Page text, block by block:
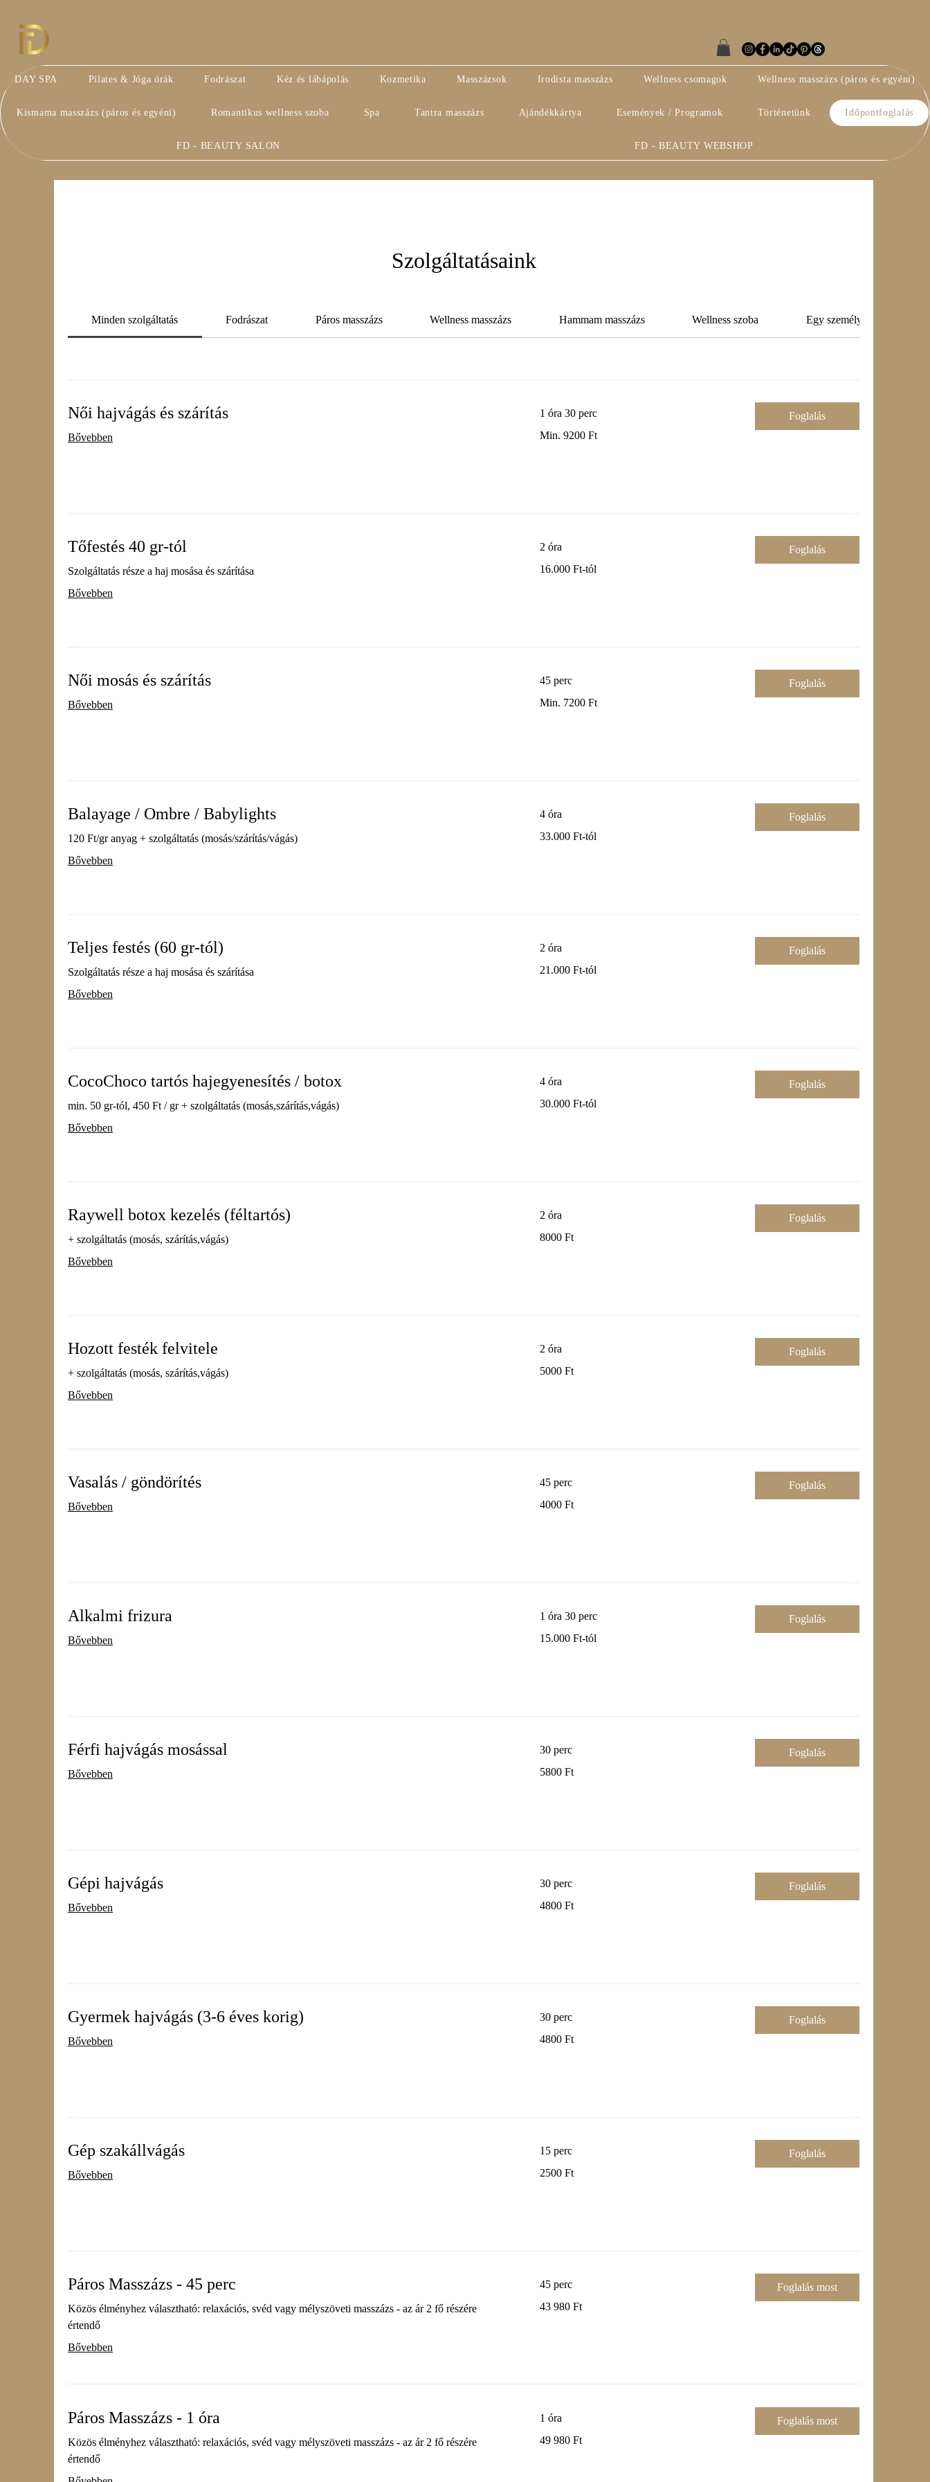
DAY SPA Pilates & Jóga órák Fodrászat Kéz és lábápolás Kozmetika Masszázsok Irodista masszázs Wellness csomagok Wellness masszázs (páros és egyéni)
Kismama masszázs (páros és egyéni) Romantikus wellness szoba Spa Tantra masszázs Ajándékkártya Események / Programok Történetünk Időpontfoglalás
FD - BEAUTY SALON FD - BEAUTY WEBSHOP
Szolgáltatásaink
Minden szolgáltatás Fodrászat Páros masszázs Wellness masszázs Hammam masszázs Wellness szoba Egy személyes wellness
Női hajvágás és szárítás
Bővebben
1 óra 30 perc
9200
Min. 9200 Ft
Foglalás
Tőfestés 40 gr-tól
Szolgáltatás része a haj mosása és szárítása
Bővebben
2 óra
Ft-
16.000 Ft-tól
Foglalás
Női mosás és szárítás
Bővebben
45 perc
7200
Min. 7200 Ft
Foglalás
Balayage / Ombre / Babylights
120 Ft/gr anyag + szolgáltatás (mosás/szárítás/vágás)
Bővebben
4 óra
Ft-
33.000 Ft-tól
Foglalás
Teljes festés (60 gr-tól)
Szolgáltatás része a haj mosása és szárítása
Bővebben
2 óra
Ft-
21.000 Ft-tól
Foglalás
CocoChoco tartós hajegyenesítés / botox
min. 50 gr-tól, 450 Ft / gr + szolgáltatás (mosás,szárítás,vágás)
Bővebben
4 óra
Ft-
30.000 Ft-tól
Foglalás
Raywell botox kezelés (féltartós)
+ szolgáltatás (mosás, szárítás,vágás)
Bővebben
2 óra
magyar
8000 Ft
Foglalás
Hozott festék felvitele
+ szolgáltatás (mosás, szárítás,vágás)
Bővebben
2 óra
magyar
5000 Ft
Foglalás
Vasalás / göndörítés
Bővebben
45 perc
magyar
4000 Ft
Foglalás
Alkalmi frizura
Bővebben
1 óra 30 perc
Ft-
15.000 Ft-tól
Foglalás
Férfi hajvágás mosással
Bővebben
30 perc
magyar
5800 Ft
Foglalás
Gépi hajvágás
Bővebben
30 perc
magyar
4800 Ft
Foglalás
Gyermek hajvágás (3-6 éves korig)
Bővebben
30 perc
magyar
4800 Ft
Foglalás
Gép szakállvágás
Bővebben
15 perc
magyar
2500 Ft
Foglalás
Páros Masszázs - 45 perc
Közös élményhez választható: relaxációs, svéd vagy mélyszöveti masszázs - az ár 2 fő részére
értendő
Bővebben
45 perc
magyar
43 980 Ft
Foglalás most
Páros Masszázs - 1 óra
Közös élményhez választható: relaxációs, svéd vagy mélyszöveti masszázs - az ár 2 fő részére
értendő
1 óra
magyar
49 980 Ft
Foglalás most